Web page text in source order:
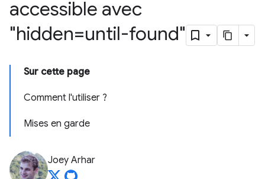
accessible avec
"hidden=until-found"
Sur cette page
Comment l'utiliser ?
Mises en garde
Joey Arhar